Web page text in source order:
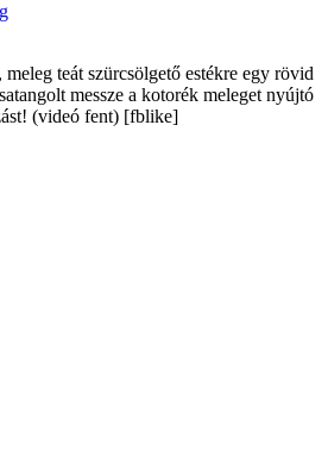
teát szürcsölgető estékre egy rövid
messze a kotorék meleget nyújtó
(videó fent) [fblike]